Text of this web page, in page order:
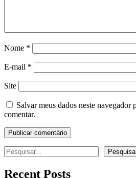
Nome *
E-mail *
Site
Salvar meus dados neste navegador
comentar.
Pesquisar
Recent Posts